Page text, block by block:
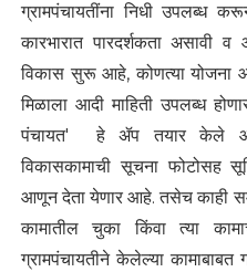
ग्रामपंचायतींना निधी उपलब्ध
कारभारात पारदर्शकता असावी व
विकास सुरू आहे, कोणत्या योजना
मिळाला आदी माहिती उपलब्ध
पंचायत' हे ॲप तयार केले आहे.
विकासकामाची सूचना फोटोसह
आणून देता येणार आहे. तसेच काही
कामातील चुका किंवा त्या
ग्रामपंचायतीने केलेल्या कामाबाबत